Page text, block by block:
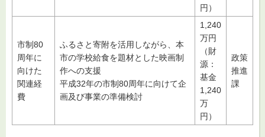
円）
市制80
周年に
向けた
関連経
費
ふるさと寄附を活用しながら、本
市の学校給食を題材とした映画制
作への支援
平成32年の市制80周年に向けて企
画及び事業の準備検討
1,240
万円
（財
源：
基金
1,240
万
円）
政策
推進
課